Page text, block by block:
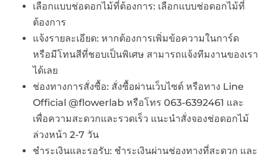
เลือกแบบช่อดอกไม้ที่ต้องการ: เลือกแบบช่อดอกไม้ที่
ต้องการ
แจ้งรายละเอียด: หากต้องการเพิ่มข้อความในการ์ด
หรือมีโทนสีที่ชอบเป็นพิเศษ สามารถแจ้งทีมงานของเรา
ได้เลย
ช่องทางการสั่งซื้อ: สั่งซื้อผ่านเว็บไซต์ หรือทาง Line
Official @flowerlab หรือโทร 063-6392461 และ
เพื่อความสะดวกและรวดเร็ว แนะนำสั่งจองช่อดอกไม้
ล่วงหน้า 2-7 วัน
ชำระเงินและรอรับ: ชำระเงินผ่านช่องทางที่สะดวก และ